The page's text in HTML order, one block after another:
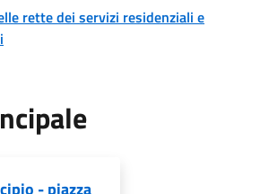
rette dei servizi residenziali e
- piazza